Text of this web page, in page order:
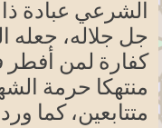
الشرعي عبادة
جل جلاله، جعله
كفارة لمن
منتهكا حرمة
متتابعين، كما